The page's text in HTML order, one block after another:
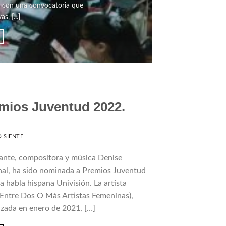
con una convocatoria que
[...]
Juventud 2022.
SIENTE
compositora y música Denise
ha sido nominada a Premios Juventud
habla hispana Univisión. La artista
Dos O Más Artistas Femeninas),
en enero de 2021, […]